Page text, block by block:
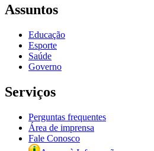
Assuntos
Educação
Esporte
Saúde
Governo
Serviços
Perguntas frequentes
Área de imprensa
Fale Conosco